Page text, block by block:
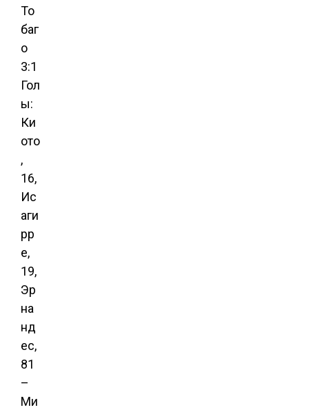
То
баг
о
3:1
Гол
ы:
Ки
ото
,
16,
Ис
аги
рр
е,
19,
Эр
на
нд
ес,
81
–
Ми